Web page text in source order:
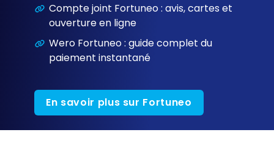
Compte joint Fortuneo : avis, cartes et
ouverture en ligne
Wero Fortuneo : guide complet du
paiement instantané
En savoir plus sur Fortuneo